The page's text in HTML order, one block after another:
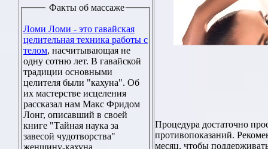
Факты об массаже
Ломи Ломи - это гавайская
целительная техника работы с
телом, насчитывающая не
одну сотню лет. В гавайской
традиции основными
целителя были "кахуна". Об
их мастерстве исцеления
рассказал нам Макс Фридом
Лонг, описавший в своей
книге "Тайная наука за
завесой чудотворства"
женщину-кахуна,
Процедура достаточно
противопоказаний.
месяц, чтобы